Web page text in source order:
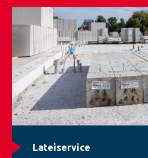
EH250:
eis).
EH300: comfortklasse
(Bouwbesluit + 5 dB).
EH175 en EH214:
stabiliteitswanden en
tussenwanden in
Hoogbouwelementen®
zijn rechthoekig;
Lateiservice